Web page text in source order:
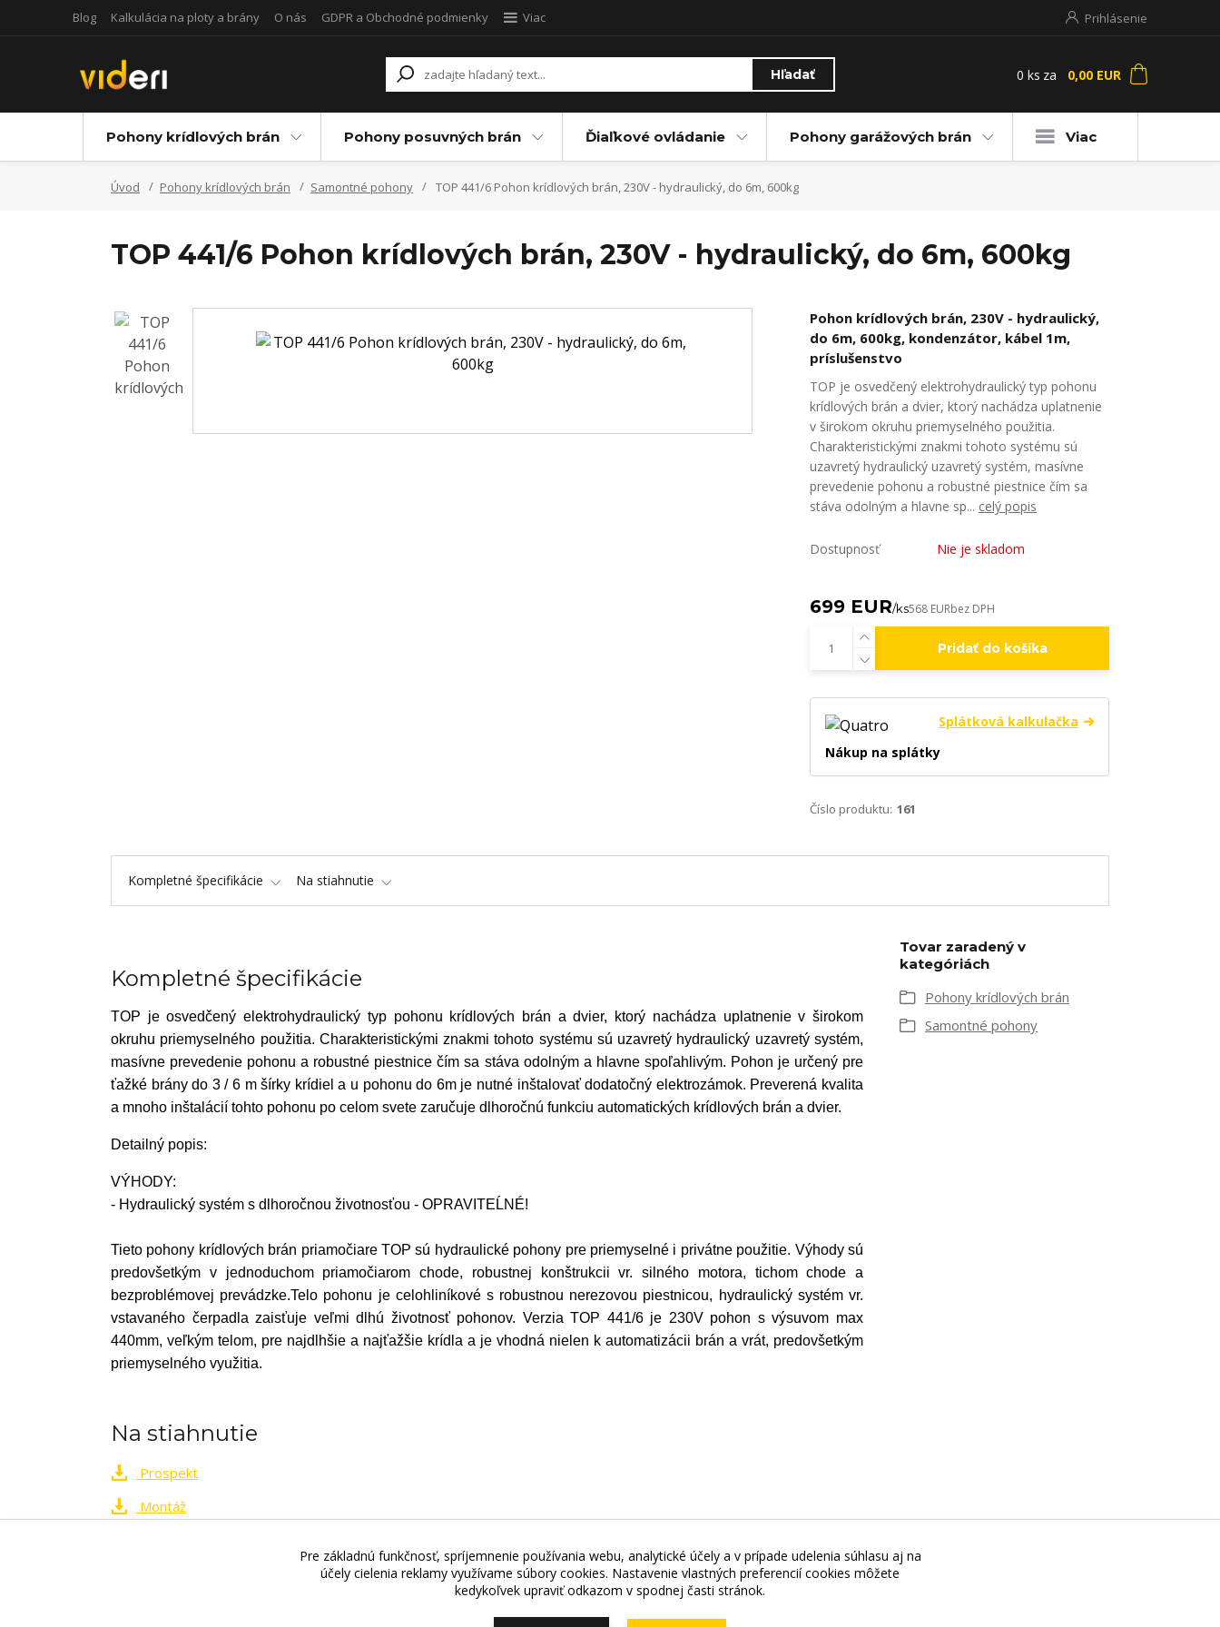
Blog Kalkulácia na ploty a brány O nás GDPR a Obchodné podmienky Viac Prihlásenie
Hľadať 0 ks za 0,00 EUR
Pohony krídlových brán Pohony posuvných brán Ďiaľkové ovládanie Pohony garážových brán Viac
Úvod Pohony krídlových brán Samontné pohony TOP 441/6 Pohon krídlových brán, 230V - hydraulický, do 6m, 600kg
TOP 441/6 Pohon krídlových brán, 230V - hydraulický, do 6m, 600kg
Pohon krídlových brán, 230V - hydraulický,
do 6m, 600kg, kondenzátor, kábel 1m,
príslušenstvo
TOP je osvedčený elektrohydraulický typ pohonu
krídlových brán a dvier, ktorý nachádza uplatnenie
v širokom okruhu priemyselného použitia.
Charakteristickými znakmi tohoto systému sú
uzavretý hydraulický uzavretý systém, masívne
prevedenie pohonu a robustné piestnice čím sa
stáva odolným a hlavne sp... celý popis
Dostupnosť Nie je skladom
699 EUR/ks568 EURbez DPH
Pridať do košíka
Splátková kalkulačka
Nákup na splátky
Číslo produktu: 161
Kompletné špecifikácie Na stiahnutie
Kompletné špecifikácie
TOP je osvedčený elektrohydraulický typ pohonu krídlových brán a dvier, ktorý nachádza uplatnenie v širokom
okruhu priemyselného použitia. Charakteristickými znakmi tohoto systému sú uzavretý hydraulický uzavretý systém,
masívne prevedenie pohonu a robustné piestnice čím sa stáva odolným a hlavne spoľahlivým. Pohon je určený pre
ťažké brány do 3 / 6 m šírky krídiel a u pohonu do 6m je nutné inštalovať dodatočný elektrozámok. Preverená kvalita
a mnoho inštalácií tohto pohonu po celom svete zaručuje dlhoročnú funkciu automatických krídlových brán a dvier.
Detailný popis:
VÝHODY:
- Hydraulický systém s dlhoročnou životnosťou - OPRAVITEĹNÉ!
Tieto pohony krídlových brán priamočiare TOP sú hydraulické pohony pre priemyselné i privátne použitie. Výhody sú
predovšetkým v jednoduchom priamočiarom chode, robustnej konštrukcii vr. silného motora, tichom chode a
bezproblémovej prevádzke.Telo pohonu je celohliníkové s robustnou nerezovou piestnicou, hydraulický systém vr.
vstavaného čerpadla zaisťuje veľmi dlhú životnosť pohonov. Verzia TOP 441/6 je 230V pohon s výsuvom max
440mm, veľkým telom, pre najdlhšie a najťažšie krídla a je vhodná nielen k automatizácii brán a vrát, predovšetkým
priemyselného využitia.
Tovar zaradený v
kategóriách
Pohony krídlových brán
Samontné pohony
Na stiahnutie
Prospekt
Montáž
Videri s.r.o., Lúčna 32, 900 01 Modra. Predajňa - Štefánikova 69, 900 01 Modra, Tel.: +421 949 353 848, +421 944 045 358,
Pre základnú funkčnosť, spríjemnenie používania webu, analytické účely a v prípade udelenia súhlasu aj na
účely cielenia reklamy využívame súbory cookies. Nastavenie vlastných preferencií cookies môžete
kedykoľvek upraviť odkazom v spodnej časti stránok.